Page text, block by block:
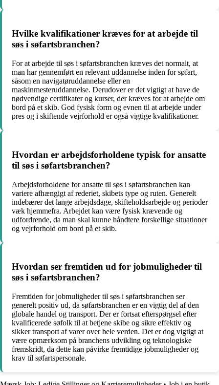
Hvilke kvalifikationer kræves for at arbejde til
søs i søfartsbranchen?
For at arbejde til søs i søfartsbranchen kræves det normalt, at
man har gennemført en relevant uddannelse inden for søfart,
såsom en navigatøruddannelse eller en
maskinmesteruddannelse. Derudover er det vigtigt at have de
nødvendige certifikater og kurser, der kræves for at arbejde om
bord på et skib. God fysisk form og evnen til at arbejde under
pres og i skiftende vejrforhold er også vigtige kvalifikationer.
Hvordan er arbejdsforholdene typisk for ansatte
til søs i søfartsbranchen?
Arbejdsforholdene for ansatte til søs i søfartsbranchen kan
variere afhængigt af rederiet, skibets type og ruten. Generelt
indebærer det lange arbejdsdage, skifteholdsarbejde og perioder
væk hjemmefra. Arbejdet kan være fysisk krævende og
udfordrende, da man skal kunne håndtere forskellige situationer
og vejrforhold om bord på et skib.
Hvordan ser fremtiden ud for jobmuligheder til
søs i søfartsbranchen?
Fremtiden for jobmuligheder til søs i søfartsbranchen ser
generelt positiv ud, da søfartsbranchen er en vigtig del af den
globale handel og transport. Der er fortsat efterspørgsel efter
kvalificerede søfolk til at betjene skibe og sikre effektiv og
sikker transport af varer over hele verden. Det er dog vigtigt at
være opmærksom på branchens udvikling og teknologiske
fremskridt, da dette kan påvirke fremtidige jobmuligheder og
krav til søfartspersonale.